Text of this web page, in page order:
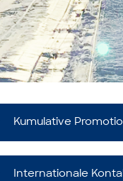
Kumulative
Internationale